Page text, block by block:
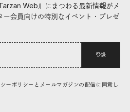
Web』にまつわる最新情報がメ
ー会員向けの特別なイベント・プレゼ
登録
ーポリシーとメールマガジンの配信に同意し